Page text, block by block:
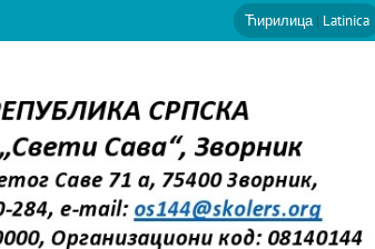
Ћирилица| Latinica